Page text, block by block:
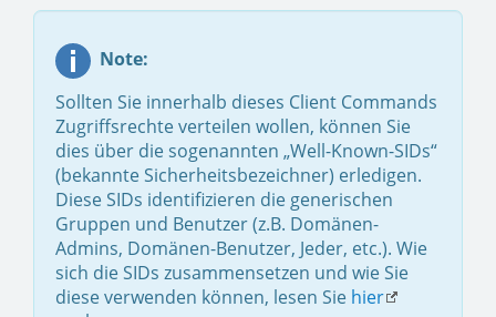
Note:
Sollten Sie innerhalb dieses Client Commands
Zugriffsrechte verteilen wollen, können Sie
dies über die sogenannten „Well-Known-SIDs“
(bekannte Sicherheitsbezeichner) erledigen.
Diese SIDs identifizieren die generischen
Gruppen und Benutzer (z.B. Domänen-
Admins, Domänen-Benutzer, Jeder, etc.). Wie
sich die SIDs zusammensetzen und wie Sie
diese verwenden können, lesen Sie hier